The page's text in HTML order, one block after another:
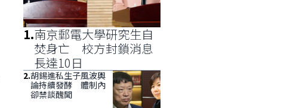
1.南京郵電大學研究生自
焚身亡 校方封鎖消息
長達10日
2.胡錫進私生子風波輿
論持續發酵 體制內
卻禁談醜聞